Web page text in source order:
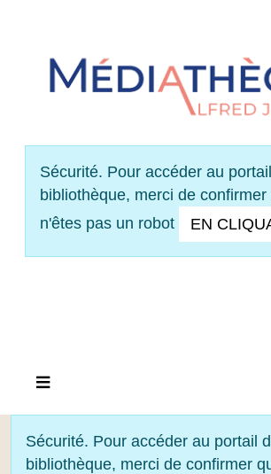
Sécurité. Pour accéder au
bibliothèque, merci de
n'êtes pas un robot
EN
Sécurité. Pour accéder au portail
bibliothèque, merci de confirmer